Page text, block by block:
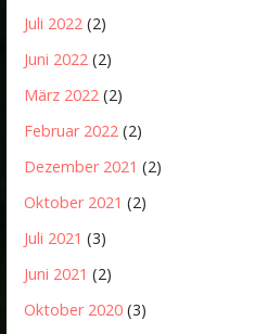
Juli 2022 (2)
Juni 2022 (2)
März 2022 (2)
Februar 2022 (2)
Dezember 2021 (2)
Oktober 2021 (2)
Juli 2021 (3)
Juni 2021 (2)
Oktober 2020 (3)